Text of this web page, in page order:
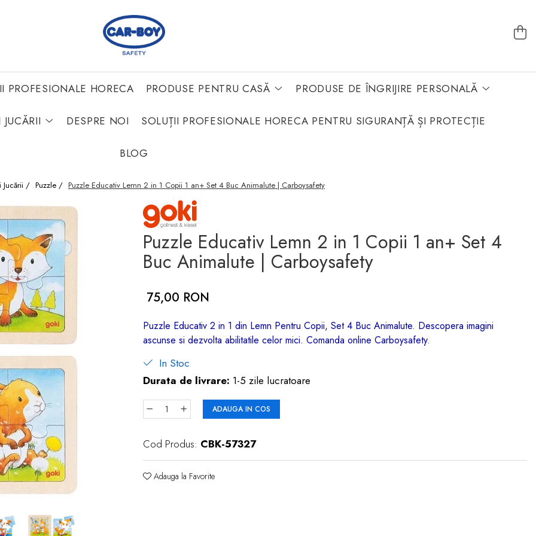
PROFESIONALE HORECA PRODUSE PENTRU CASĂ PRODUSE DE ÎNGRIJIRE PERSONALĂ
JUCĂRII DESPRE NOI SOLUȚII PROFESIONALE HORECA PENTRU SIGURANȚĂ ȘI PROTECȚIE
BLOG
Jucării / Puzzle / Puzzle Educativ Lemn 2 in 1 Copii 1 an+ Set 4 Buc Animalute | Carboysafety
Puzzle Educativ Lemn 2 in 1 Copii 1 an+ Set 4
Buc Animalute | Carboysafety
75,00 RON
Puzzle Educativ 2 in 1 din Lemn Pentru Copii, Set 4 Buc Animalute. Descopera imagini
ascunse si dezvolta abilitatile celor mici. Comanda online Carboysafety.
In Stoc
Durata de livrare: 1-5 zile lucratoare
ADAUGA IN COS
Cod Produs: CBK-57327
Adauga la Favorite